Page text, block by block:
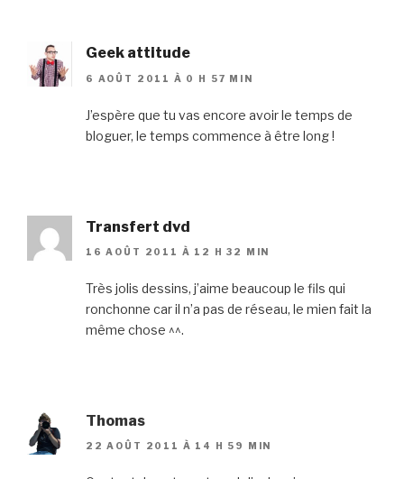
Geek attitude
6 AOÛT 2011 À 0 H 57 MIN
J’espère que tu vas encore avoir le temps de
bloguer, le temps commence à être long !
Transfert dvd
16 AOÛT 2011 À 12 H 32 MIN
Très jolis dessins, j’aime beaucoup le fils qui
ronchonne car il n’a pas de réseau, le mien fait la
même chose ^^.
Thomas
22 AOÛT 2011 À 14 H 59 MIN